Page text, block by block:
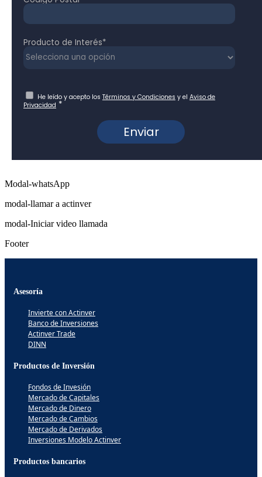
Modal-whatsApp
modal-llamar a actinver
modal-Iniciar video llamada
Footer
Asesoría
Invierte con Actinver
Banco de Inversiones
Actinver Trade
DINN
Productos de Inversión
Fondos de Invesión
Mercado de Capitales
Mercado de Dinero
Mercado de Cambios
Mercado de Derivados
Inversiones Modelo Actinver
Productos bancarios